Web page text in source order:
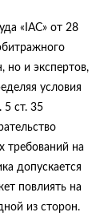
«IAC» от 28
но и экспертов,
условия
5 ст. 35
требований на
допускается
повлиять на
из сторон.